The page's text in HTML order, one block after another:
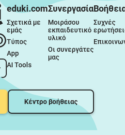
eduki.com
Σχετικά με
εμάς
Τύπος
App
AI Tools
Συνεργασία
Μοιράσου
εκπαιδευτικό
υλικό
Οι συνεργάτες
μας
Συχνές
Κέντρο βοήθειας